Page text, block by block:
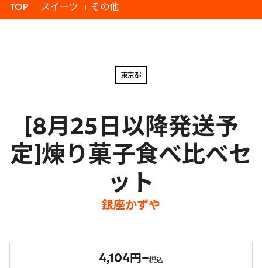
TOP スイーツ その他
東京都
[8月25日以降発送予
定]煉り菓子食べ比べセ
ット
銀座かずや
4,104円~税込